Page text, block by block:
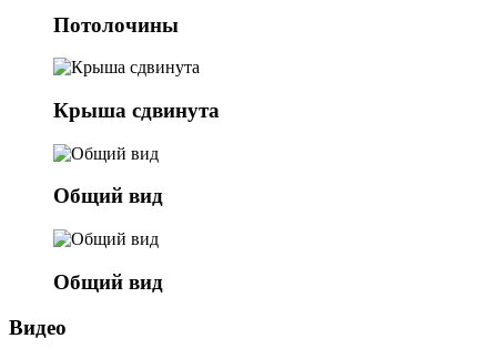
Потолочины
Крыша сдвинута
Общий вид
Общий вид
Видео